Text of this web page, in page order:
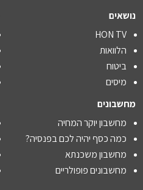
נושאים
HON TV
הלוואות
ביטוח
מיסים
מחשבונים
מחשבון יוקר המחיה
כמה כסף יהיה לכם בפנסיה?
מחשבון משכנתא
מחשבונים פופולריים